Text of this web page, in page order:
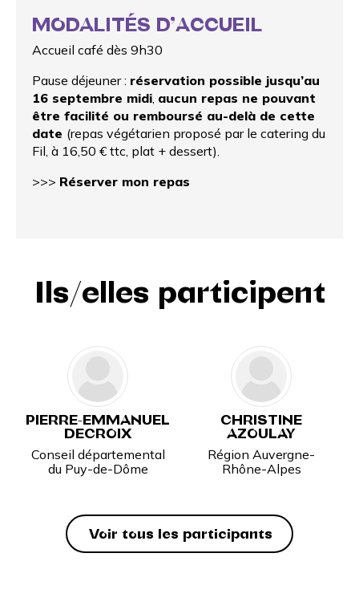
MODALITÉS D’ACCUEIL
Accueil café dès 9h30
Pause déjeuner : réservation possible jusqu’au
16 septembre midi, aucun repas ne pouvant
être facilité ou remboursé au-delà de cette
date (repas végétarien proposé par le catering du
Fil, à 16,50 € ttc, plat + dessert).
>>> Réserver mon repas
Ils/elles participent
PIERRE-EMMANUEL
DECROIX
Conseil départemental
du Puy-de-Dôme
CHRISTINE
AZOULAY
Région Auvergne-
Rhône-Alpes
Voir tous les participants